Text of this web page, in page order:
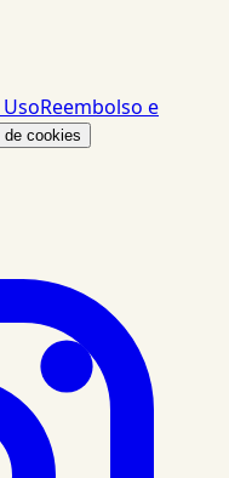
Reembolso e
de cookies